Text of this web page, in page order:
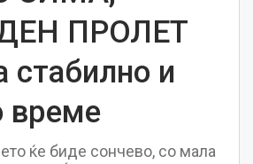
ПРОЛЕТ
стабилно и
време
ќе биде сончево, со мала